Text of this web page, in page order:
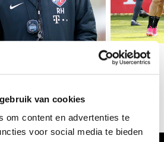
van cookies
om content en advertenties te
voor social media te bieden